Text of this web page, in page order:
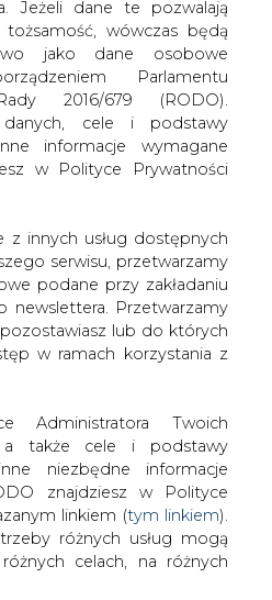
2016/679 (RODO).
danych, cele i podstawy
informacje wymagane
w Polityce Prywatności
z innych usług dostępnych
serwisu, przetwarzamy
podane przy zakładaniu
lub do których
w ramach korzystania z
Administratora Twoich
a także cele i podstawy
niezbędne informacje
linkiem (tym linkiem).
różnych usług mogą
celach, na różnych
z przetwarzaniem danych
Ci szereg gwarancji i praw,
do odwołania zgody
GOSPODARKA / MEW ma
elektrowni wodnej
drukuj
skomentuj
udostępnij:
przyłączenia dla
notowana na
MEW uzyskała